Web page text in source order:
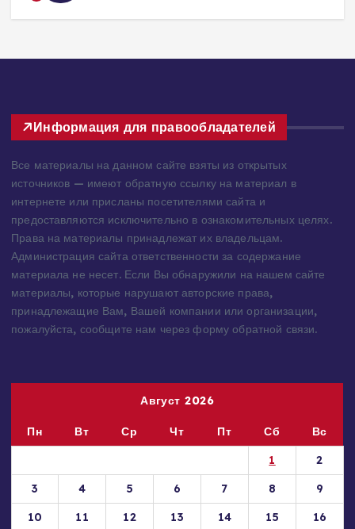
Информация для правообладателей
Все материалы на данном сайте взяты из открытых
источников — имеют обратную ссылку на материал в
интернете или присланы посетителями сайта и
предоставляются исключительно в ознакомительных целях.
Права на материалы принадлежат их владельцам.
Администрация сайта ответственности за содержание
материала не несет. Если Вы обнаружили на нашем сайте
материалы, которые нарушают авторские права,
Август 2026
Сб
Вс
1
2
3
4 5 6 7 8
9